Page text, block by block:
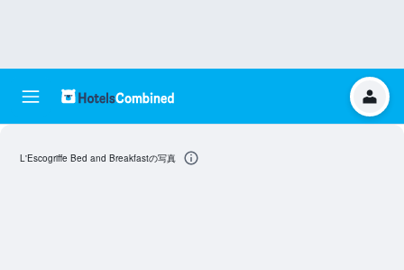
L'Escogriffe Bed and Breakfastの写真